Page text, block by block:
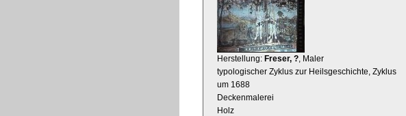
Herstellung: Freser, ? , Maler
typologischer Zyklus zur Heilsgeschichte, Zyklus
um 1688
Deckenmalerei
Holz